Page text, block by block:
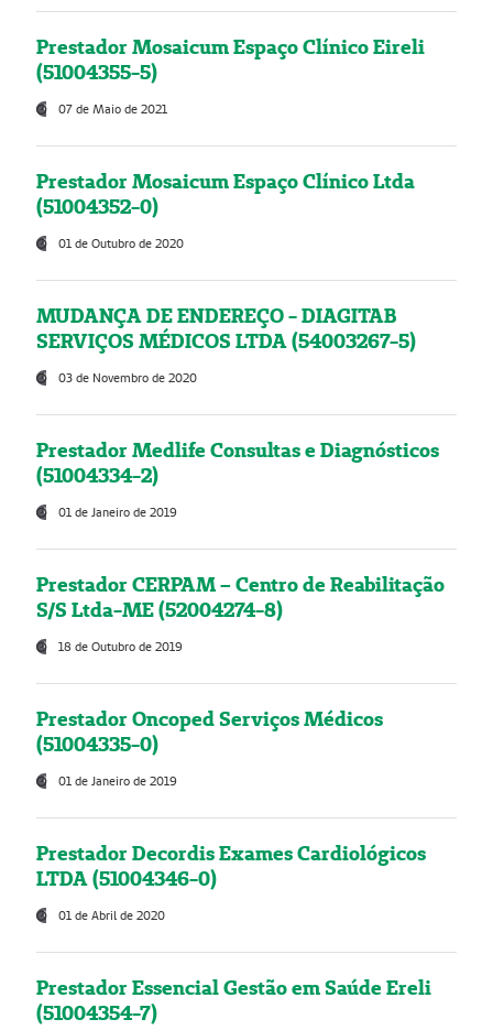
Prestador Mosaicum Espaço Clínico Eireli
(51004355-5)
07 de Maio de 2021
Prestador Mosaicum Espaço Clínico Ltda
(51004352-0)
01 de Outubro de 2020
MUDANÇA DE ENDEREÇO - DIAGITAB
SERVIÇOS MÉDICOS LTDA (54003267-5)
03 de Novembro de 2020
Prestador Medlife Consultas e Diagnósticos
(51004334-2)
01 de Janeiro de 2019
Prestador CERPAM – Centro de Reabilitação
S/S Ltda-ME (52004274-8)
18 de Outubro de 2019
Prestador Oncoped Serviços Médicos
(51004335-0)
01 de Janeiro de 2019
Prestador Decordis Exames Cardiológicos
LTDA (51004346-0)
01 de Abril de 2020
Prestador Essencial Gestão em Saúde Ereli
(51004354-7)